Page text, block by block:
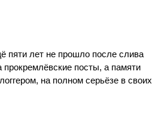
пяти лет не прошло после слива
прокремлёвские посты, а памяти
на полном серьёзе в своих